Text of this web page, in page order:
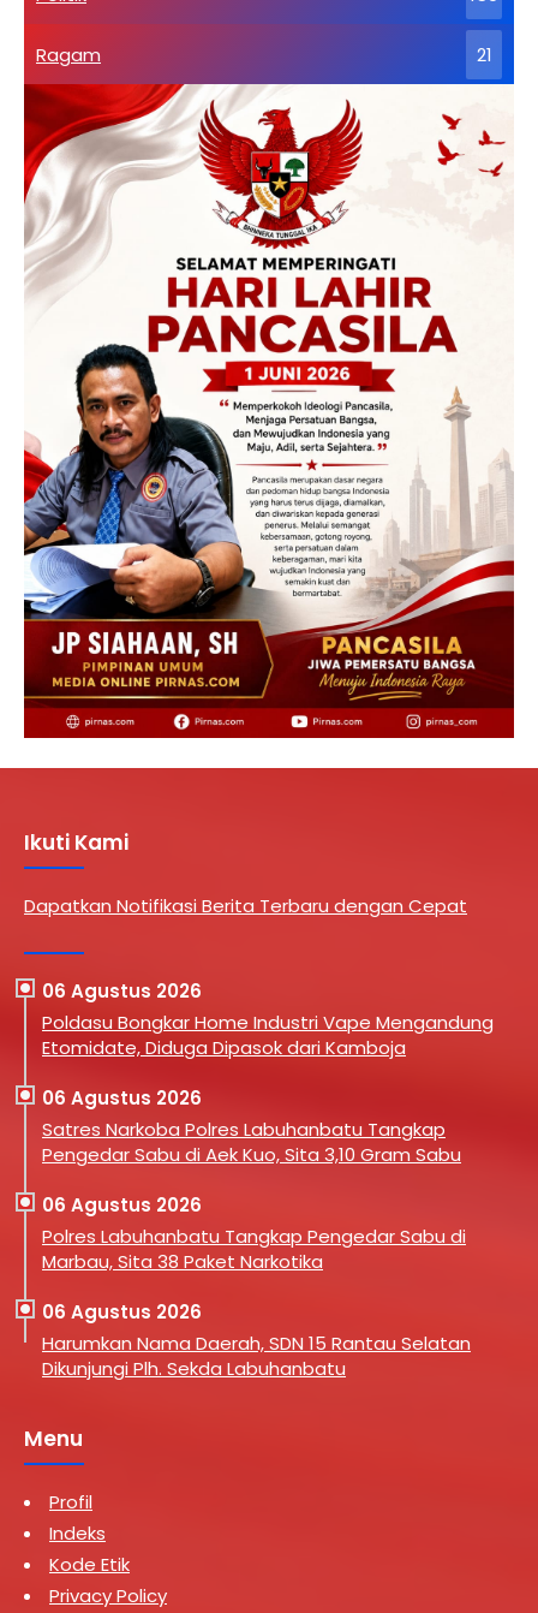
Ragam 21
Ikuti Kami
Dapatkan Notifikasi Berita Terbaru dengan Cepat
06 Agustus 2026
Poldasu Bongkar Home Industri Vape Mengandung
Etomidate, Diduga Dipasok dari Kamboja
06 Agustus 2026
Satres Narkoba Polres Labuhanbatu Tangkap
Pengedar Sabu di Aek Kuo, Sita 3,10 Gram Sabu
06 Agustus 2026
Polres Labuhanbatu Tangkap Pengedar Sabu di
Marbau, Sita 38 Paket Narkotika
06 Agustus 2026
Harumkan Nama Daerah, SDN 15 Rantau Selatan
Dikunjungi Plh. Sekda Labuhanbatu
Menu
Profil
Indeks
Kode Etik
Privacy Policy